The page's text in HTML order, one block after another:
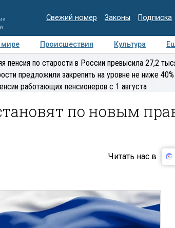
Свежий номер Законы Подписка
мире Происшествия Культура
Медиацентр Интервью
пенсия по старости в России превысила 27,2
предложили закрепить на уровне не ниже
работающих пенсионеров с 1 августа
по новым
Читать нас в